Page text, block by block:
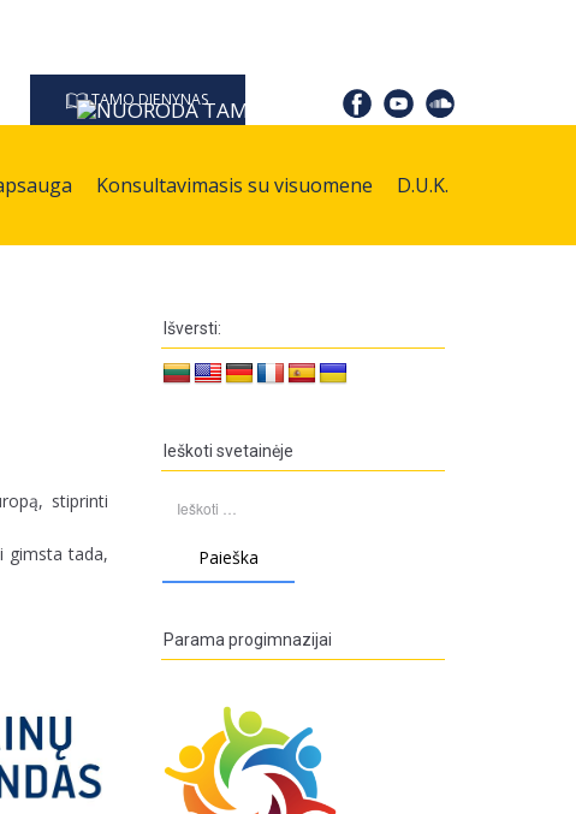
TAMO DIENYNAS
Konsultavimasis su visuomene D.U.K.
stiprinti
gimsta tada,
Išversti:
Ieškoti svetainėje
Parama progimnazijai